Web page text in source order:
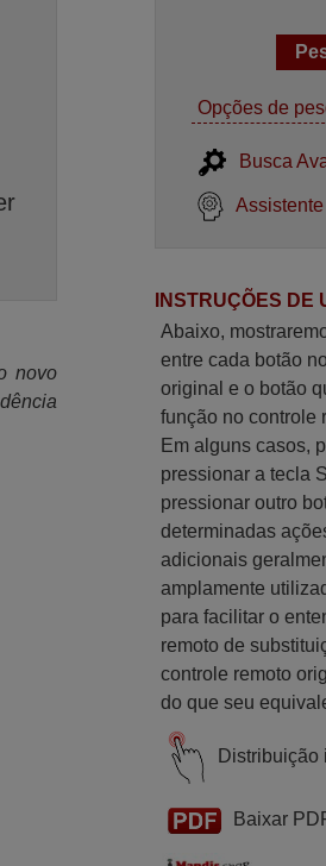
novo
Opções de
Busca
INSTRUÇÕES DE
Abaixo,
entre cada botão
original e o botão
função no controle
Em alguns casos,
pressionar a tecla
pressionar outro
determinadas
adicionais
amplamente
para facilitar o
remoto de
controle remoto
do que seu
Distribuição
Baixar